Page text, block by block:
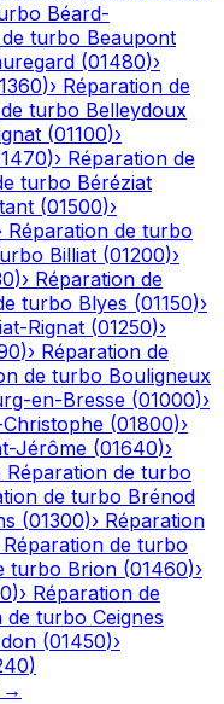
Béard-
turbo Beaupont
(01480)›
)› Réparation de
turbo Belleydoux
(01100)›
)› Réparation de
turbo Béréziat
(01500)›
Réparation de turbo
Billiat (01200)›
)› Réparation de
turbo Blyes (01150)›
Rignat (01250)›
)› Réparation de
de turbo Bouligneux
en-Bresse (01000)›
(01800)›
Jérôme (01640)›
Réparation de turbo
de turbo Brénod
(01300)› Réparation
Réparation de turbo
turbo Brion (01460)›
)› Réparation de
de turbo Ceignes
(01450)›
)
→